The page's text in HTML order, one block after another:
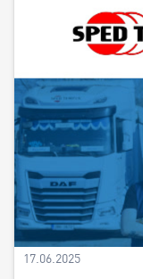
17.06.2025